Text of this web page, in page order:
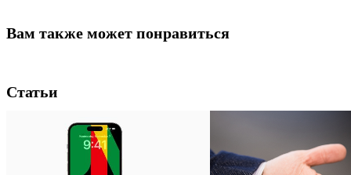
Вам также может понравиться
Статьи